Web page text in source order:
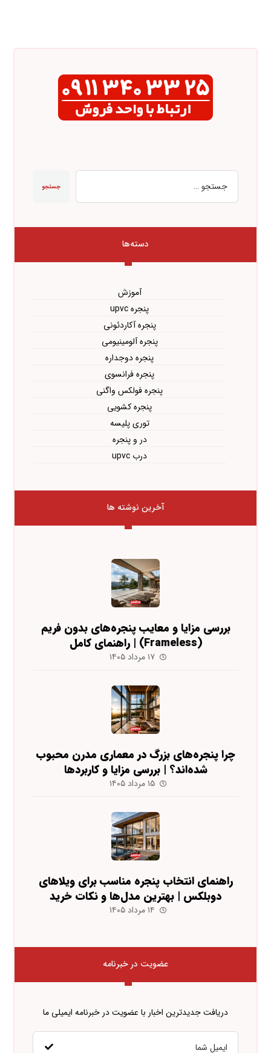
جستجو
دسته‌ها
آموزش
پنجره upvc
پنجره آکاردئونی
پنجره آلومینیومی
پنجره دوجداره
پنجره فرانسوی
پنجره فولکس واگنی
پنجره کشویی
توری پلیسه
در و پنجره
درب upvc
آخرین نوشته ها
بررسی مزایا و معایب پنجره‌های بدون فریم
(Frameless) | راهنمای کامل
۱۷ مرداد ۱۴۰۵
چرا پنجره‌های بزرگ در معماری مدرن محبوب
شده‌اند؟ | بررسی مزایا و کاربردها
۱۵ مرداد ۱۴۰۵
راهنمای انتخاب پنجره مناسب برای ویلاهای
دوبلکس | بهترین مدل‌ها و نکات خرید
۱۴ مرداد ۱۴۰۵
عضویت در خبرنامه
دریافت جدیدترین اخبار با عضویت در خبرنامه ایمیلی ما